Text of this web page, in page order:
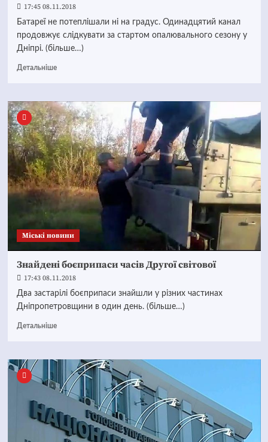
17:45 08.11.2018
Батареї не потеплішали ні на градус. Одинадцятий канал
продовжує слідкувати за стартом опалювального сезону у
Дніпрі. (більше…)
Детальніше
Mіські новини
Знайдені боєприпаси часів Другої світової
17:43 08.11.2018
Два застарілі боєприпаси знайшли у різних частинах
Дніпропетровщини в один день. (більше…)
Детальніше